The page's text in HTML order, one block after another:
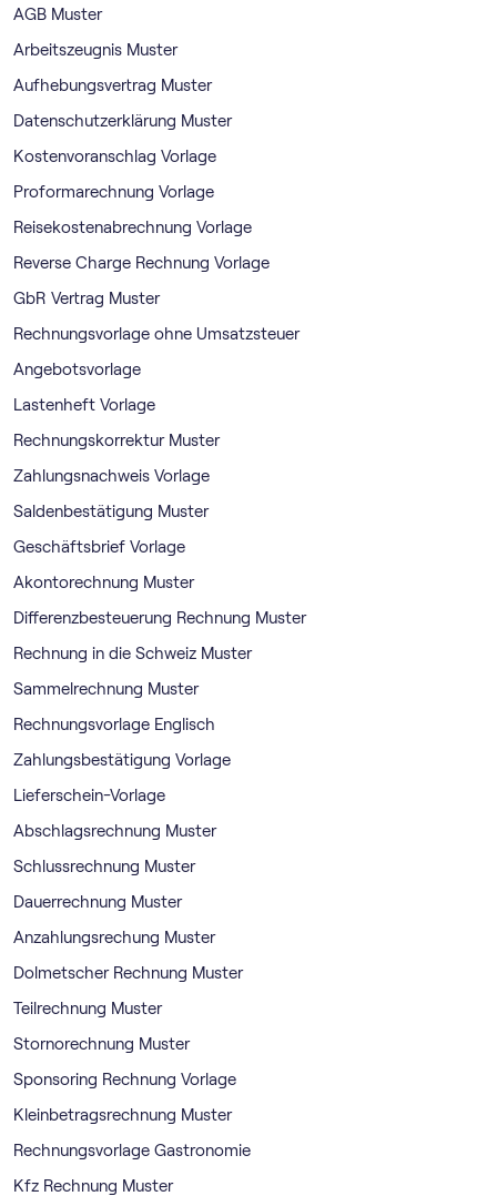
AGB Muster
Arbeitszeugnis Muster
Aufhebungsvertrag Muster
Datenschutzerklärung Muster
Kostenvoranschlag Vorlage
Proformarechnung Vorlage
Reisekostenabrechnung Vorlage
Reverse Charge Rechnung Vorlage
GbR Vertrag Muster
Rechnungsvorlage ohne Umsatzsteuer
Angebotsvorlage
Lastenheft Vorlage
Rechnungskorrektur Muster
Zahlungsnachweis Vorlage
Saldenbestätigung Muster
Geschäftsbrief Vorlage
Akontorechnung Muster
Differenzbesteuerung Rechnung Muster
Rechnung in die Schweiz Muster
Sammelrechnung Muster
Rechnungsvorlage Englisch
Zahlungsbestätigung Vorlage
Lieferschein-Vorlage
Abschlagsrechnung Muster
Schlussrechnung Muster
Dauerrechnung Muster
Anzahlungsrechung Muster
Dolmetscher Rechnung Muster
Teilrechnung Muster
Stornorechnung Muster
Sponsoring Rechnung Vorlage
Kleinbetragsrechnung Muster
Rechnungsvorlage Gastronomie
Kfz Rechnung Muster